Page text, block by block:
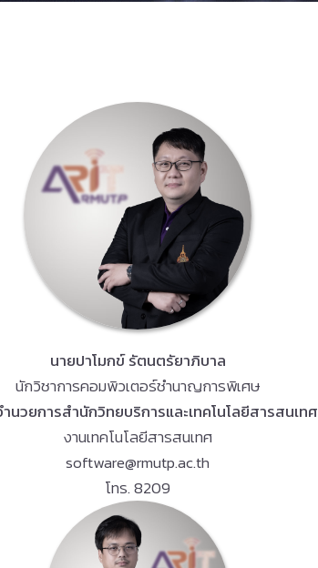
นายปาโมกข์ รัตนตรัยาภิบาล
นักวิชาการคอมพิวเตอร์ชำนาญการพิเศษ
นวยการสำนักวิทยบริการและเทคโนโลยีสารสนเทศ
งานเทคโนโลยีสารสนเทศ
software@rmutp.ac.th
โทร. 8209